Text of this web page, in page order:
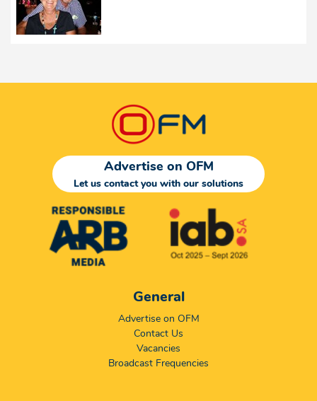
Advertise on OFM
Let us contact you with our solutions
General
Advertise on OFM
Contact Us
Vacancies
Broadcast Frequencies